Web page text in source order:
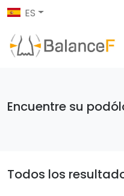
ES
Encuentre su
Todos los